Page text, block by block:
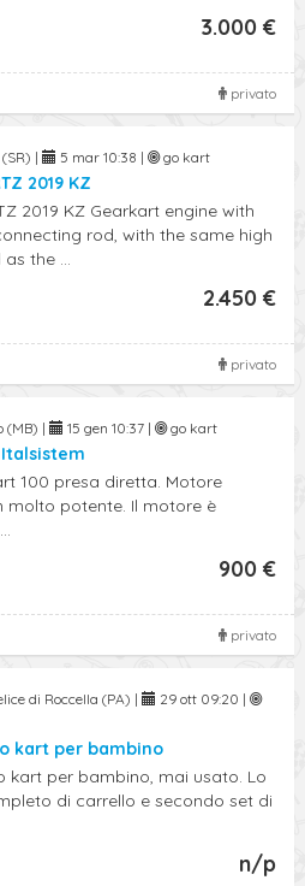
3.000 €
privato
| 5 mar 10:38 | go kart
2019 KZ
2019 KZ Gearkart engine with
rod, with the same high
the ...
2.450 €
privato
(MB) | 15 gen 10:37 | go kart
Italsistem
100 presa diretta. Motore
molto potente. Il motore è
900 €
privato
di Roccella (PA) |
29 ott 09:20 |
kart per bambino
kart per bambino, mai usato. Lo
di carrello e secondo set di
n/p